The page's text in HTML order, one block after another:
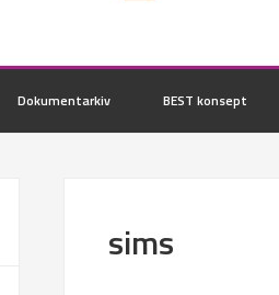
Dokumentarkiv BEST konsept
sims